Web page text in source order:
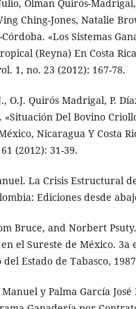
Olman Quirós-
Ching-Jones, Natalie
«Los Sistemas
(Reyna) En Costa
1, no. 23 (2012): 167-78.
O.J. Quirós Madrigal, P.
«Situación Del Bovino
Nicaragua Y Costa
(2012): 31-39.
La Crisis Estructural
Ediciones desde
Bruce, and Norbert
el Sureste de México. 3a
Estado de Tabasco,
y Palma García José